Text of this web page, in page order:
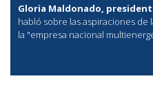
Gloria Maldonado,
habló sobre las aspiraciones
la "empresa nacional